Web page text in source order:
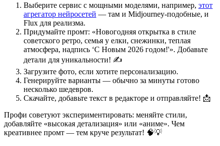
Выберите сервис с мощными моделями, например, этот
агрегатор нейросетей — там и Midjourney-подобные, и
Flux для реализма.
Придумайте промт: «Новогодняя открытка в стиле
советского ретро, семья у елки, снежинки, теплая
атмосфера, надпись ‘С Новым 2026 годом!'». Добавьте
детали для уникальности! ✍️
Загрузите фото, если хотите персонализацию.
Генерируйте варианты — обычно за минуты готово
несколько шедевров.
Скачайте, добавьте текст в редакторе и отправляйте! 📩
Профи советуют экспериментировать: меняйте стили,
добавляйте «высокая детализация» или «аниме». Чем
креативнее промт — тем круче результат! 🧠💡